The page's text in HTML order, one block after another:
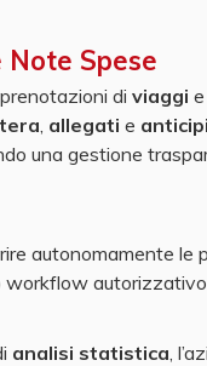
Spese
di viaggi e
, allegati e anticipi
una gestione
autonomamente
workflow
analisi statistica,